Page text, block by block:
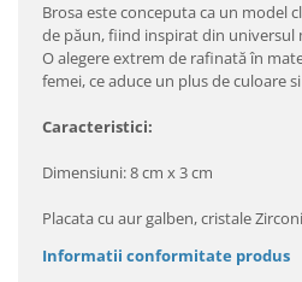
Brosa este conceputa ca un model
de păun, fiind inspirat din universul
O alegere extrem de rafinată în
femei, ce aduce un plus de culoare
Caracteristici:
Dimensiuni: 8 cm x 3 cm
Placata cu aur galben, cristale
Informatii conformitate produs